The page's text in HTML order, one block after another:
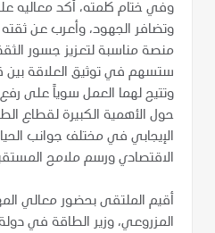
وفي ختام كلمته، أكد معاليه
وتضافر الجهود، وأعرب عن
منصة مناسبة لتعزيز جسور
ستسهم في توثيق العلاقة بين
وتتيح لهما العمل سوياً على
حول الأهمية الكبيرة لقطاع
الإيجابي في مختلف جوانب
الاقتصادي ورسم ملامح
أقيم الملتقى بحضور معالي
المزروعي، وزير الطاقة في